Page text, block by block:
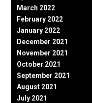
March 2022
February 2022
January 2022
December 2021
November 2021
October 2021
September 2021
August 2021
July 2021